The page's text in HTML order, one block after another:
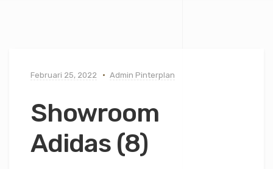
Februari 25, 2022 Admin Pinterplan
Showroom
Adidas (8)